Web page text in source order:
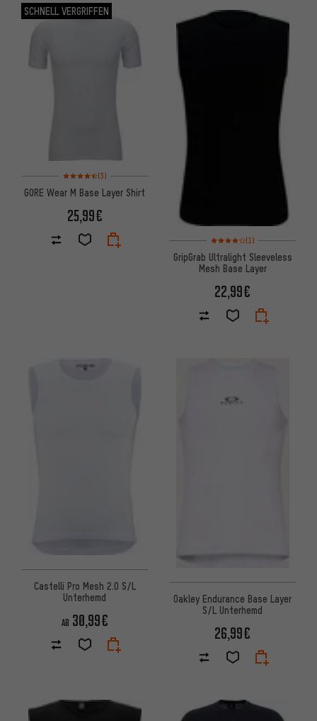
SCHNELL VERGRIFFEN
Bewertungen: 4,5 von 5 basierend auf 3 Bewertungen
(3)
GORE Wear M Base Layer Shirt
25,99€
Bewertungen: 4 von 5
(1)
GripGrab Ultralight Sleeveless
Mesh Base Layer
22,99€
Castelli Pro Mesh 2.0 S/L
Unterhemd
AB 30,99€
Oakley Endurance Base Layer
S/L Unterhemd
26,99€